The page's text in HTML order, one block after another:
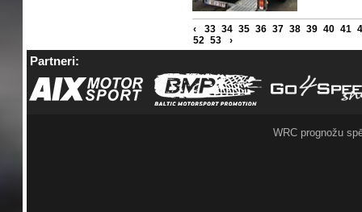
‹ 33 34 35 36 37 38 39 40 41
52 53 ›
Partneri:
WRC prognožu